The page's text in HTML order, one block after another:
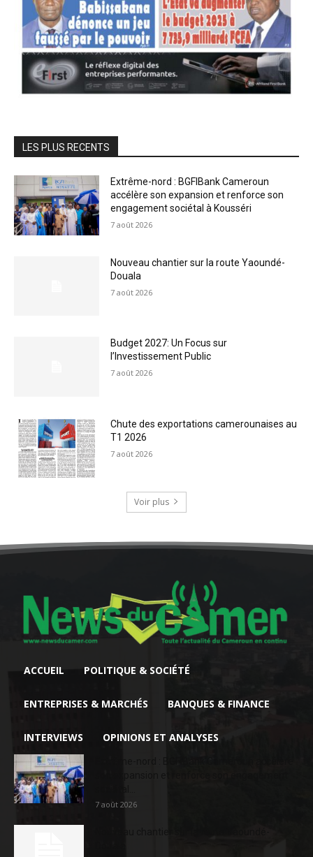
LES PLUS RECENTS
Extrême-nord : BGFIBank Cameroun
accélère son expansion et renforce son
engagement sociétal à Kousséri
7 août 2026
Nouveau chantier sur la route Yaoundé-
Douala
7 août 2026
Budget 2027: Un Focus sur
l’Investissement Public
7 août 2026
Chute des exportations camerounaises au
T1 2026
7 août 2026
Voir plus
ACCUEIL POLITIQUE & SOCIÉTÉ
ENTREPRISES & MARCHÉS BANQUES & FINANCE
INTERVIEWS OPINIONS ET ANALYSES
7 août 2026